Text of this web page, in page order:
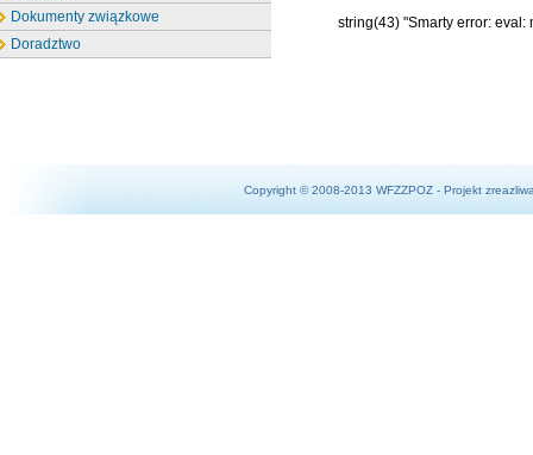
Dokumenty związkowe
Doradztwo
string(43) "Smarty error: eval:
Copyright © 2008-2013 WFZZPOZ - Projekt